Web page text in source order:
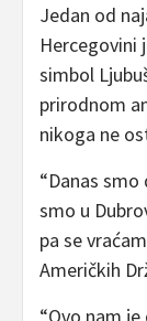
Jedan od
Hercegovini
simbol
prirodnom
nikoga ne
“Danas
smo u
pa se
Američkih
“Ovo nam